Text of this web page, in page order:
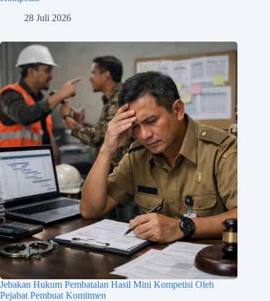
28 Juli 2026
Jebakan Hukum Pembatalan Hasil Mini Kompetisi Oleh
Pejabat Pembuat Komitmen